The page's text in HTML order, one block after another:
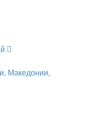
Македонии,